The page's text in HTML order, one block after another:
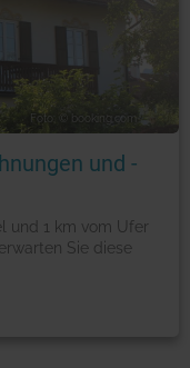
Foto: © booking.com
und -
und 1 km vom Ufer
Sie diese